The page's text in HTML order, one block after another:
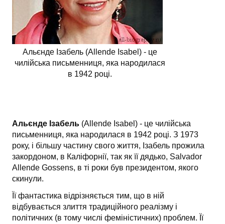
Альєнде Ізабель (Allende Isabel) - це
чилійська письменниця, яка народилася
в 1942 році.
Альєнде Ізабель (Allende Isabel) - це чилійська
письменниця, яка народилася в 1942 році. З 1973
року, і більшу частину свого життя, Ізабель прожила
закордоном, в Каліфорнії, так як її дядько, Salvador
Allende Gossens, в ті роки був президентом, якого
скинули.
Її фантастика відрізняється тим, що в ній
відбувається злиття традиційного реалізму і
політичних (в тому числі феміністичних) проблем. Її